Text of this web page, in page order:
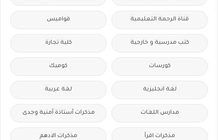
قناة الرحمة التعليمية قواميس
كتب مدرسية و خارجية كلية تجارة
كورسات كوميك
لغة انجليزية لغة عربية
مدارس اللغات مذكرات أستاذة أمنية وجدى
مذكرات اقرأ مذكرات الادهم